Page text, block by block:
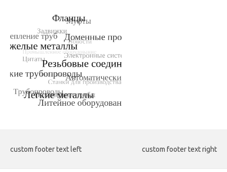
custom footer text left custom footer text right